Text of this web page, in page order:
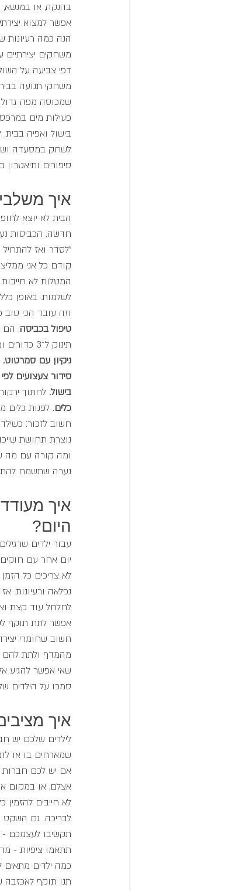
בהנקה, או במנשא,
אפשר למצוא
הנה כמה רעיונות
משחקים יצירתיים
דפי צביעה על
משחקי תנועה
שמכוסה מפה
פעילות מים
בישול ואפיה
לשחק במסעדה
סיפורים
איך
הבית לא יוצא
חדשה. הכביסות
"לסדר ואז
קודם כל אני
המטלות לא
לשלמות. באופן
וזה עובד הכי
טיפול בכביסה. הם
תינוק ל־3 כדורים ומניחים על המיטה, הם בטוח מרגישים שותפים.
ניקיון עם סמרטוט.
סידור צעצועים
בישול. לחתוך
כלים. לפנות כלים
חשוב לזכור:
נוצרת תחושת
ומה קורה עם מה
נערה שתשמח
איך
היום?
עבור ילדים
יום אחר עם
לא צריכים כל
נפלאה ורעיונות.
לחלחל עוד קצת ואז
אפשר לתת תוקף
חשוב שחומרי
מהמדף ולתת להם
שאי אפשר להגיע
סמכו על הילדים
איך
לילדים שלכם יש
שמארחים בו או
אם יש לכם חברות
אצלם, או במקום
לא חייבים
לבריכה. גם
תקשיבו לעצמכם -
תתאמו ציפיות -
כמה ילדים מתאים
תנו תוקף לאכזבה